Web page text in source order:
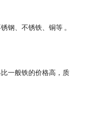
钢、不锈铁、铜等 。
一般铁的价格高，质